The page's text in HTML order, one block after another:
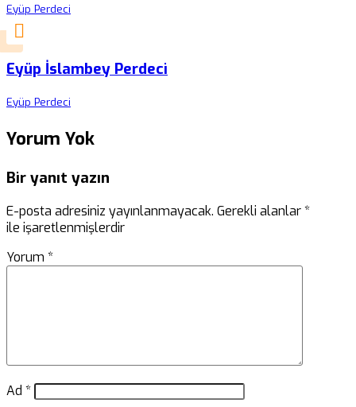
Eyüp Perdeci
Eyüp İslambey Perdeci
Eyüp Perdeci
Yorum Yok
Bir yanıt yazın
E-posta adresiniz yayınlanmayacak. Gerekli alanlar*
ile işaretlenmişlerdir
Yorum *
Ad *